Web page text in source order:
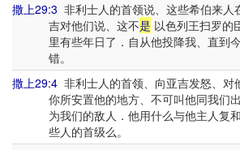
撒上29:3 非利士人的首领说、这些希伯来人
吉对他们说、这不是 以色列王扫罗的
里有些年日了．自从他投降我、直到
错。
撒上29:4 非利士人的首领、向亚吉发怒、对
你所安置他的地方、不可叫他同我们
为我们的敌人．他用什么与他主人复
些人的首级么。